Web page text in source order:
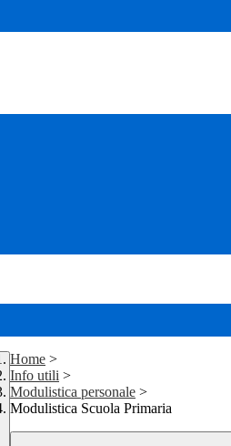
Home >
Info utili >
Modulistica personale >
Modulistica Scuola Primaria